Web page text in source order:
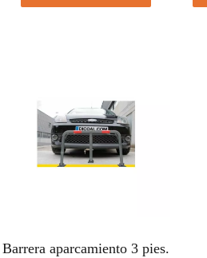
Barrera aparcamiento 3 pies.